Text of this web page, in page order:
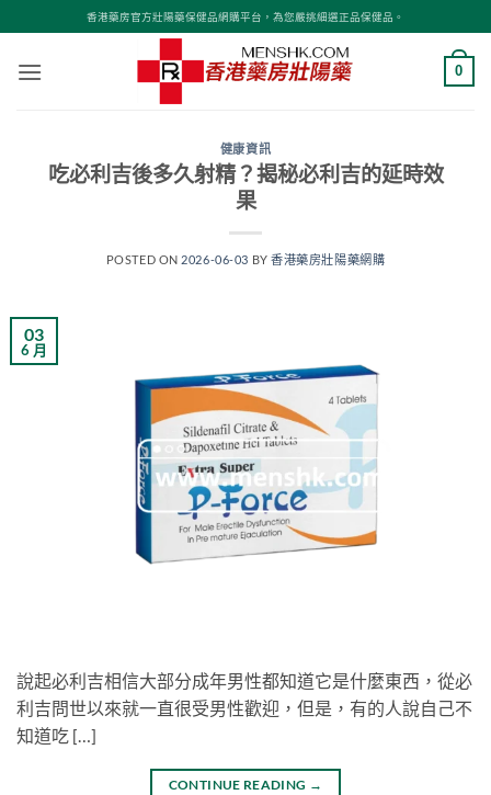
to
content
香港藥房官方壯陽藥保健品網購平台，為您嚴挑細選正品保健品。
0
健康資訊
吃必利吉後多久射精？揭秘必利吉的延時效
果
POSTED ON 2026-06-03 BY香港藥房壯陽藥網購
03
6 月
說起必利吉相信大部分成年男性都知道它是什麼東西，從必
利吉問世以來就一直很受男性歡迎，但是，有的人說自己不
知道吃 […]
CONTINUE READING →